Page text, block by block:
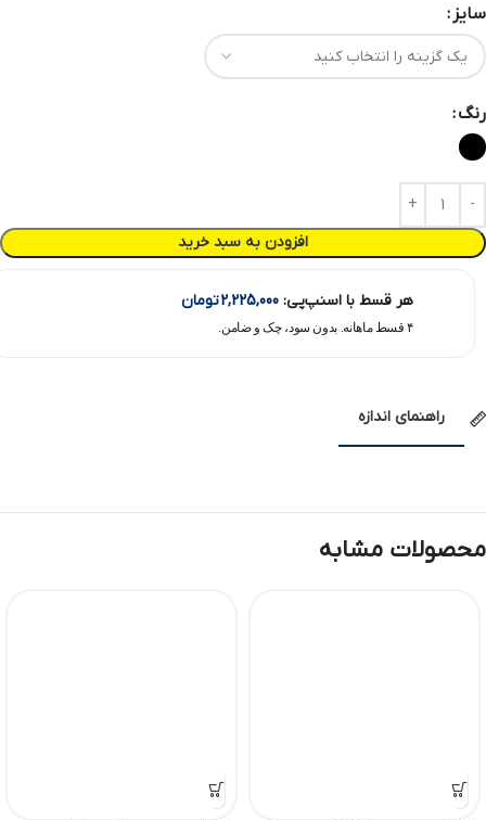
سایز
رنگ
افزودن به سبد خرید
هر قسط با اسنپ‌پی: 2,225,000تومان
۴ قسط ماهانه. بدون سود، چک و ضامن.
راهنمای اندازه
محصولات مشابه